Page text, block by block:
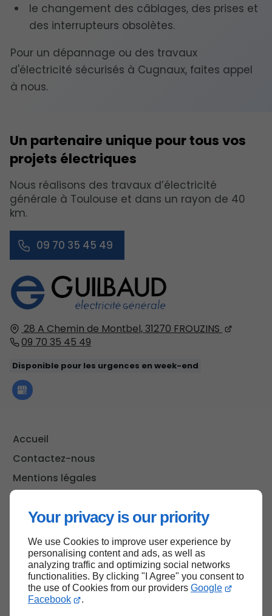
Your privacy is our priority
We use Cookies to improve user experience by
personalising content and ads, as well as
analyzing traffic and optimizing social networks
functionalities. By clicking "I Agree" you consent to
the use of Cookies from our providers Google
Facebook
.
le changement des câblages, des prises et
des interrupteurs obsolètes.
Pour un dépannage ou des travaux
d'électricité sécurisés à Cugnaux, faites appel
à nous.
28 A Chemin de Montbel,31270 FROUZINS
09 70 35 45 49
Disponible pour les urgences en week-end
Accueil
Contactez-nous
Mentions légales
Un partenaire unique pour tous vos
projets électriques
Nous réalisons des travaux d’électricité
générale à Toulouse et dans un rayon de 40
km.
09 70 35 45 49
Haut de page